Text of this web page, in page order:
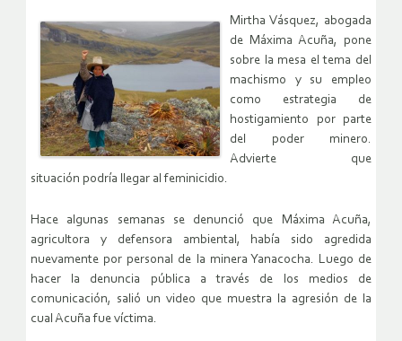
Mirtha Vásquez, abogada
de Máxima Acuña, pone
sobre la mesa el tema del
machismo y su empleo
como estrategia de
hostigamiento por parte
del poder minero.
Advierte que
situación podría llegar al feminicidio.
Hace algunas semanas se denunció que Máxima Acuña,
agricultora y defensora ambiental, había sido agredida
nuevamente por personal de la minera Yanacocha. Luego de
hacer la denuncia pública a través de los medios de
comunicación, salió un video que muestra la agresión de la
cual Acuña fue víctima.